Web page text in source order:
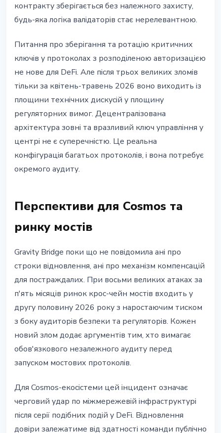
контракту зберігається без належного захисту,
будь-яка логіка валідаторів стає нерелевантною.
Питання про зберігання та ротацію критичних
ключів у протоколах з розподіленою авторизацією
не нове для DeFi. Але після трьох великих зломів
тільки за квітень-травень 2026 воно виходить із
площини технічних дискусій у площину
регуляторних вимог. Децентралізована
архітектура зовні та вразливий ключ управління у
центрі не є суперечністю. Це реальна
конфігурація багатьох протоколів, і вона потребує
окремого аудиту.
Перспективи для Cosmos та
ринку мостів
Gravity Bridge поки що не повідомила ані про
строки відновлення, ані про механізм компенсацій
для постраждалих. При восьми великих атаках за
п'ять місяців ринок крос-чейн мостів входить у
другу половину 2026 року з наростаючим тиском
з боку аудиторів безпеки та регуляторів. Кожен
новий злом додає аргументів тим, хто вимагає
обов'язкового незалежного аудиту перед
запуском мостових протоколів.
Для Cosmos-екосістеми цей інцидент означає
черговий удар по міжмережевій інфраструктурі
після серії подібних подій у DeFi. Відновлення
довіри залежатиме від здатності команди публічно